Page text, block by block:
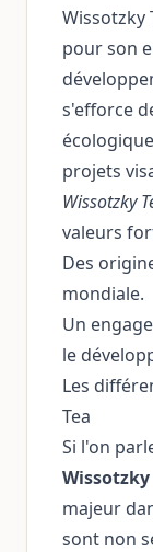
Wissotzky
pour son
s'efforce
projets
Wissotzky
valeurs
Des
mondiale.
Un
le
Les
Tea
Si l'on
Wissotzky
majeur
sont non